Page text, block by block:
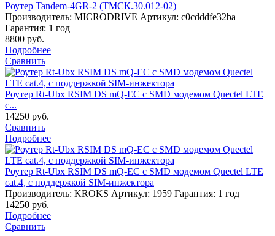
Роутер Tandem-4GR-2 (ТМСК.30.012-02)
Производитель: MICRODRIVE Артикул: c0cdddfe32ba
Гарантия: 1 год
8800 руб.
Подробнее
Сравнить
Роутер Rt-Ubx RSIM DS mQ-EC с SMD модемом Quectel LTE
c...
14250 руб.
Сравнить
Подробнее
Роутер Rt-Ubx RSIM DS mQ-EC с SMD модемом Quectel LTE
cat.4, с поддержкой SIM-инжектора
Производитель: KROKS Артикул: 1959 Гарантия: 1 год
14250 руб.
Подробнее
Сравнить